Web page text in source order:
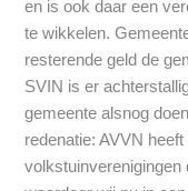
en is ook daar een
te wikkelen.
resterende geld de
SVIN is er
gemeente alsnog
redenatie: AVVN